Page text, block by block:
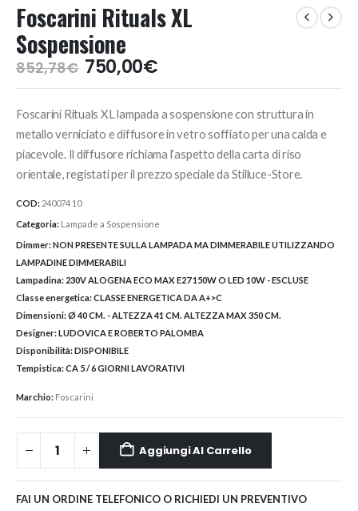
Foscarini Rituals XL
Sospensione
852,78€ Il
prezzo
era:
852,78€.
750,00€Il
prezzo
è:
750,00€.
Foscarini Rituals XL lampada a sospensione con struttura in
metallo verniciato e diffusore in vetro soffiato per una calda e
piacevole. Il diffusore richiama l’aspetto della carta di riso
orientale, registati per il prezzo speciale da Stilluce-Store.
COD: 240074 10
Categoria: Lampade a Sospensione
Dimmer:NON PRESENTE SULLA LAMPADA MA DIMMERABILE UTILIZZANDO
LAMPADINE DIMMERABILI
Lampadina: 230V ALOGENA ECO MAX E27 150W O LED 10W - ESCLUSE
Classe energetica:CLASSE ENERGETICA DA A+>C
Dimensioni:Ø 40 CM. - ALTEZZA 41 CM. ALTEZZA MAX 350 CM.
Designer:LUDOVICA E ROBERTO PALOMBA
Disponibilità:DISPONIBILE
Tempistica:CA 5 / 6 GIORNI LAVORATIVI
Marchio: Foscarini
Aggiungi Al Carrello
FAI UN ORDINE TELEFONICO O RICHIEDI UN PREVENTIVO